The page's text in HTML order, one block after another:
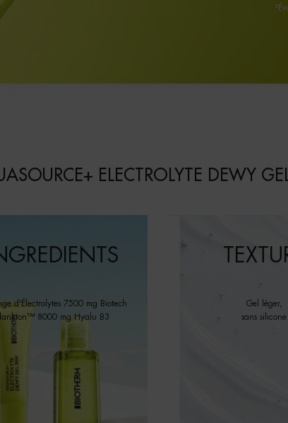
ELECTROLYTE DEWY
d'Électrolytes 7500 mg Biotech
8000 mg Hyalu B3
Gel léger,
sans silicone